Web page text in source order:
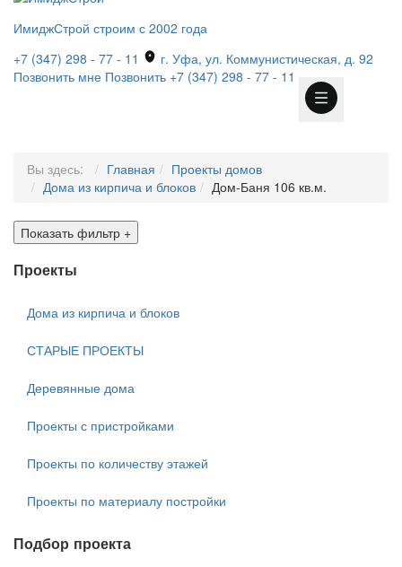
ИмиджСтрой строим с 2002 года
+7 (347) 298 - 77 - 11
г. Уфа, ул. Коммунистическая, д. 92
Позвонить мне Позвонить +7 (347) 298 - 77 - 11
Вы здесь: Главная
Проекты домов
Дома из кирпича и блоков
Дом-Баня 106 кв.м.
Показать фильтр +
Проекты
Дома из кирпича и блоков
СТАРЫЕ ПРОЕКТЫ
Деревянные дома
Проекты с пристройками
Проекты по количеству этажей
Проекты по материалу постройки
Подбор проекта